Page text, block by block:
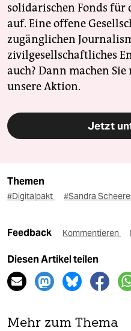
solidarischen Fonds für
auf. Eine offene
zugänglichen
zivilgesellschaftliches
auch? Dann machen
unsere Aktion.
Jetzt
Themen
#Digitalpakt #Sandra
Feedback Kommentieren
Diesen Artikel teilen
Mehr zum Thema